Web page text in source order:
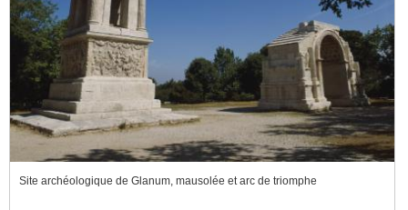
Site archéologique de Glanum, mausolée et arc de triomphe